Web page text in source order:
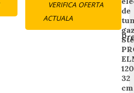
VERIFICA OFERTA
ACTUALA
de
32
cm